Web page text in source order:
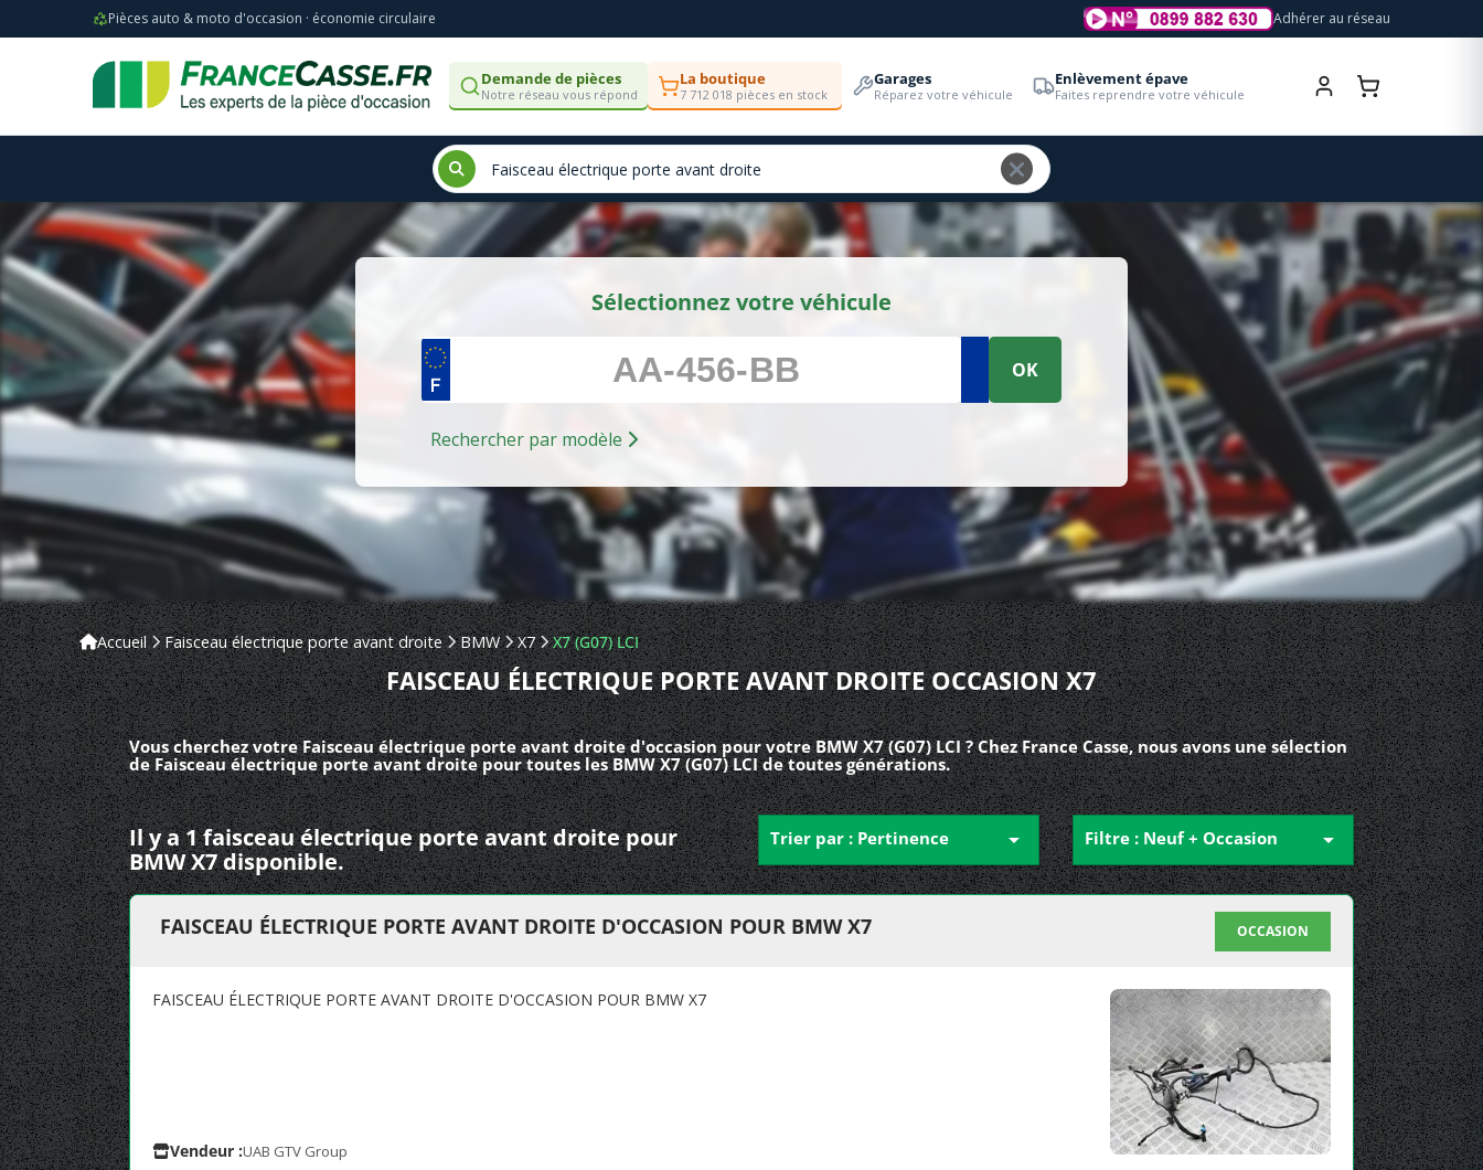
Pièces auto & moto d'occasion · économie circulaire Adhérer au réseau
Demande de pièces
Notre réseau vous répond
La boutique
7 712 018 pièces en stock
Garages
Réparez votre véhicule
Enlèvement épave
Faites reprendre votre véhicule
Sélectionnez votre véhicule
OK
Rechercher par modèle
Accueil Faisceau électrique porte avant droite BMW X7 X7 (G07) LCI
FAISCEAU ÉLECTRIQUE PORTE AVANT DROITE OCCASION X7
Vous cherchez votre Faisceau électrique porte avant droite d'occasion pour votre BMW X7 (G07) LCI ? Chez France Casse, nous avons une sélection
de Faisceau électrique porte avant droite pour toutes les BMW X7 (G07) LCI de toutes générations.
Il y a 1 faisceau électrique porte avant droite pour
BMW X7 disponible.
Trier par : Pertinence  Filtre : Neuf + Occasion 
FAISCEAU ÉLECTRIQUE PORTE AVANT DROITE D'OCCASION POUR BMW X7 OCCASION
FAISCEAU ÉLECTRIQUE PORTE AVANT DROITE D'OCCASION POUR BMW X7
Vendeur :UAB GTV Group